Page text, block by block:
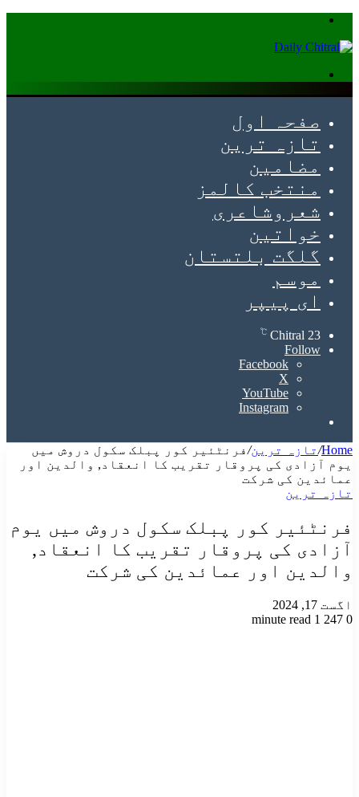
صفحہ اول
تازہ ترین
مضامین
منتخب کالمز
شعروشاعری
خواتین
گلگت بلتستان
موسم
ای پیپر
Chitral 23
℃
Follow
Facebook
X
YouTube
Instagram
Home
/تازہ ترین/فرنٹئیر کور پبلک سکول دروش میں
یوم آزادی کی پروقار تقریب کا انعقاد, والدین اور
عمائدین کی شرکت
تازہ ترین
فرنٹئیر کور پبلک سکول دروش میں یوم
آزادی کی پروقار تقریب کا انعقاد,
والدین اور عمائدین کی شرکت
اگست 17, 2024
0
1 minute read